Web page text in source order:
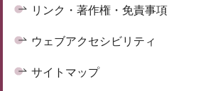
リンク・著作権・免責事項
ウェブアクセシビリティ
サイトマップ